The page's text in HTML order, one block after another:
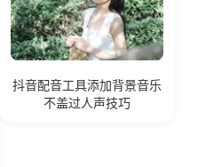
抖音配音工具添加背景音乐
不盖过人声技巧